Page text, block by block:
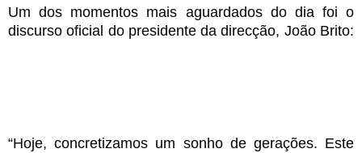
Um dos momentos mais aguardados do dia foi o
discurso oficial do presidente da direcção, João Brito:
“Hoje, concretizamos um sonho de gerações. Este